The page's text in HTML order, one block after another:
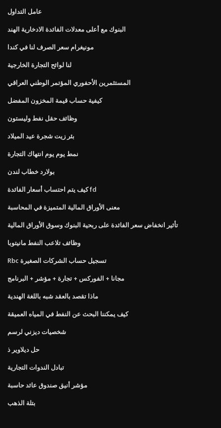
عامل التداول
البنوك مع أعلى معدلات الفائدة الادخارية الهند
مونيغرام سعر الصرف لنا في كندا
لنا لوائح التجارة الخارجية
المستثمرين الأحفوري المؤتمر الوطني العراقي
كيفية حساب قيمة المخزون المفضل
وظائف حقل نفط وليستون
بئر زيت شجرة عيد الميلاد
نمط يوم يوم انتهاك التجارة
بولارد خطاب لندن
كيف يتم احتساب أسعار الفائدة fd
معنى الأوراق المالية المتميزة في المحاسبة
تأثير انخفاض سعر الفائدة على ربحية البنوك وسوق الأوراق المالية
وظائف تلاعب النفط مانيتوبا
Rbc تسجيل حساب الشركات الصغيرة
مجانا + الفوركس + تجارة + مؤشر + البرنامج
ماذا تقصد بالعقد شبه باللغة الهندية
كيف يمكننا البحث عن النفط في المياه العميقة
شخصيات ديزني لرسم
حل ديلاوير ذ
تبادل الندوات التجارية
مؤشر أنيق صندوق عائد حاسبة
بتلة الذهب